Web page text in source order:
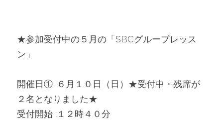
★参加受付中の５月の「SBCグループレッス
ン」
開催日① :６月１０日（日）★受付中・残席が
２名となりました★
受付開始 :１２時４０分